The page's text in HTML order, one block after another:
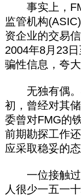
事实上，
监管机构
资企业的交易
2004年8月23
骗性信息，夸
无独有偶。
初，曾经对其
委曾对FMG的
前期勘探工作
应采取稳妥的
一位接触过
人很少一五一